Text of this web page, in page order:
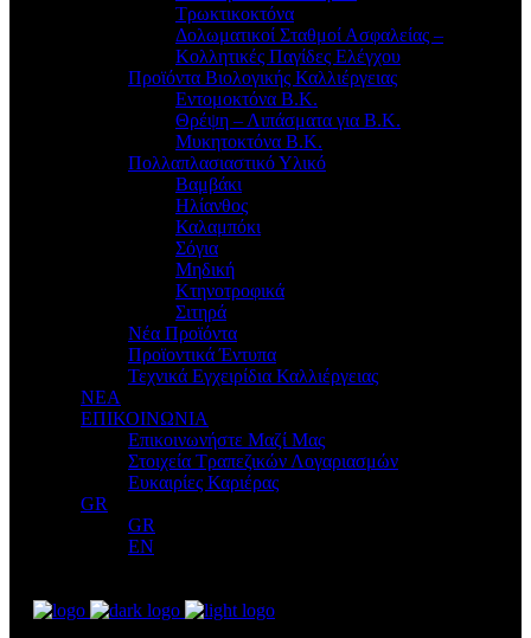
Τρωκτικοκτόνα
Δολωματικοί Σταθμοί Ασφαλείας –
Κολλητικές Παγίδες Ελέγχου
Προϊόντα Βιολογικής Καλλιέργειας
Εντομοκτόνα Β.Κ.
Θρέψη – Λιπάσματα για Β.Κ.
Μυκητοκτόνα Β.Κ.
Πολλαπλασιαστικό Υλικό
Βαμβάκι
Ηλίανθος
Καλαμπόκι
Σόγια
Μηδική
Κτηνοτροφικά
Σιτηρά
Νέα Προϊόντα
Προϊοντικά Έντυπα
Τεχνικά Εγχειρίδια Καλλιέργειας
ΝΕΑ
ΕΠΙΚΟΙΝΩΝΙΑ
Επικοινωνήστε Μαζί Μας
Στοιχεία Τραπεζικών Λογαριασμών
Ευκαιρίες Καριέρας
GR
GR
EN